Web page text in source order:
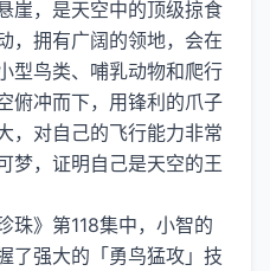
崖，是天空中的顶级掠食
，拥有广阔的领地，会在
型鸟类、哺乳动物和爬行
俯冲而下，用锋利的爪子
，对自己的飞行能力非常
梦，证明自己是天空的王
珠》第118集中，小智的
了强大的「勇鸟猛攻」技